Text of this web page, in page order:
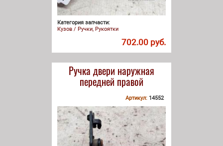
Категория запчасти:
Кузов / Ручки, Рукоятки
702.00 руб.
Ручка двери наружная
передней правой
Артикул: 14552